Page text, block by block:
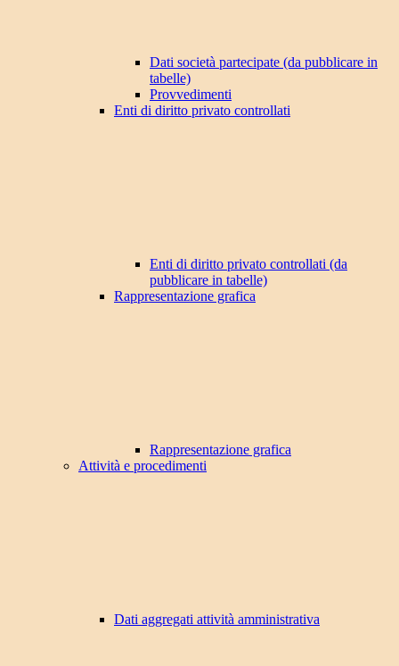
Dati società partecipate (da pubblicare in
tabelle)
Provvedimenti
Enti di diritto privato controllati
Enti di diritto privato controllati (da
pubblicare in tabelle)
Rappresentazione grafica
Rappresentazione grafica
Attività e procedimenti
Dati aggregati attività amministrativa